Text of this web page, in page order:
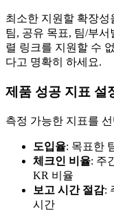
최소한 지원할 확장성
팀, 공유 목표, 팀/부
렬 링크를 지원할 수
다고 명확히 하세요.
제품 성공 지표 설
측정 가능한 지표를
도입율: 목표한
체크인 비율: 주
KR 비율
보고 시간 절감:
시간